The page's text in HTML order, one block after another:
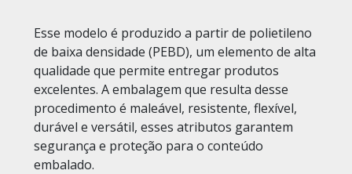
Esse modelo é produzido a partir de polietileno
de baixa densidade (PEBD), um elemento de alta
qualidade que permite entregar produtos
excelentes. A embalagem que resulta desse
procedimento é maleável, resistente, flexível,
durável e versátil, esses atributos garantem
segurança e proteção para o conteúdo
embalado.